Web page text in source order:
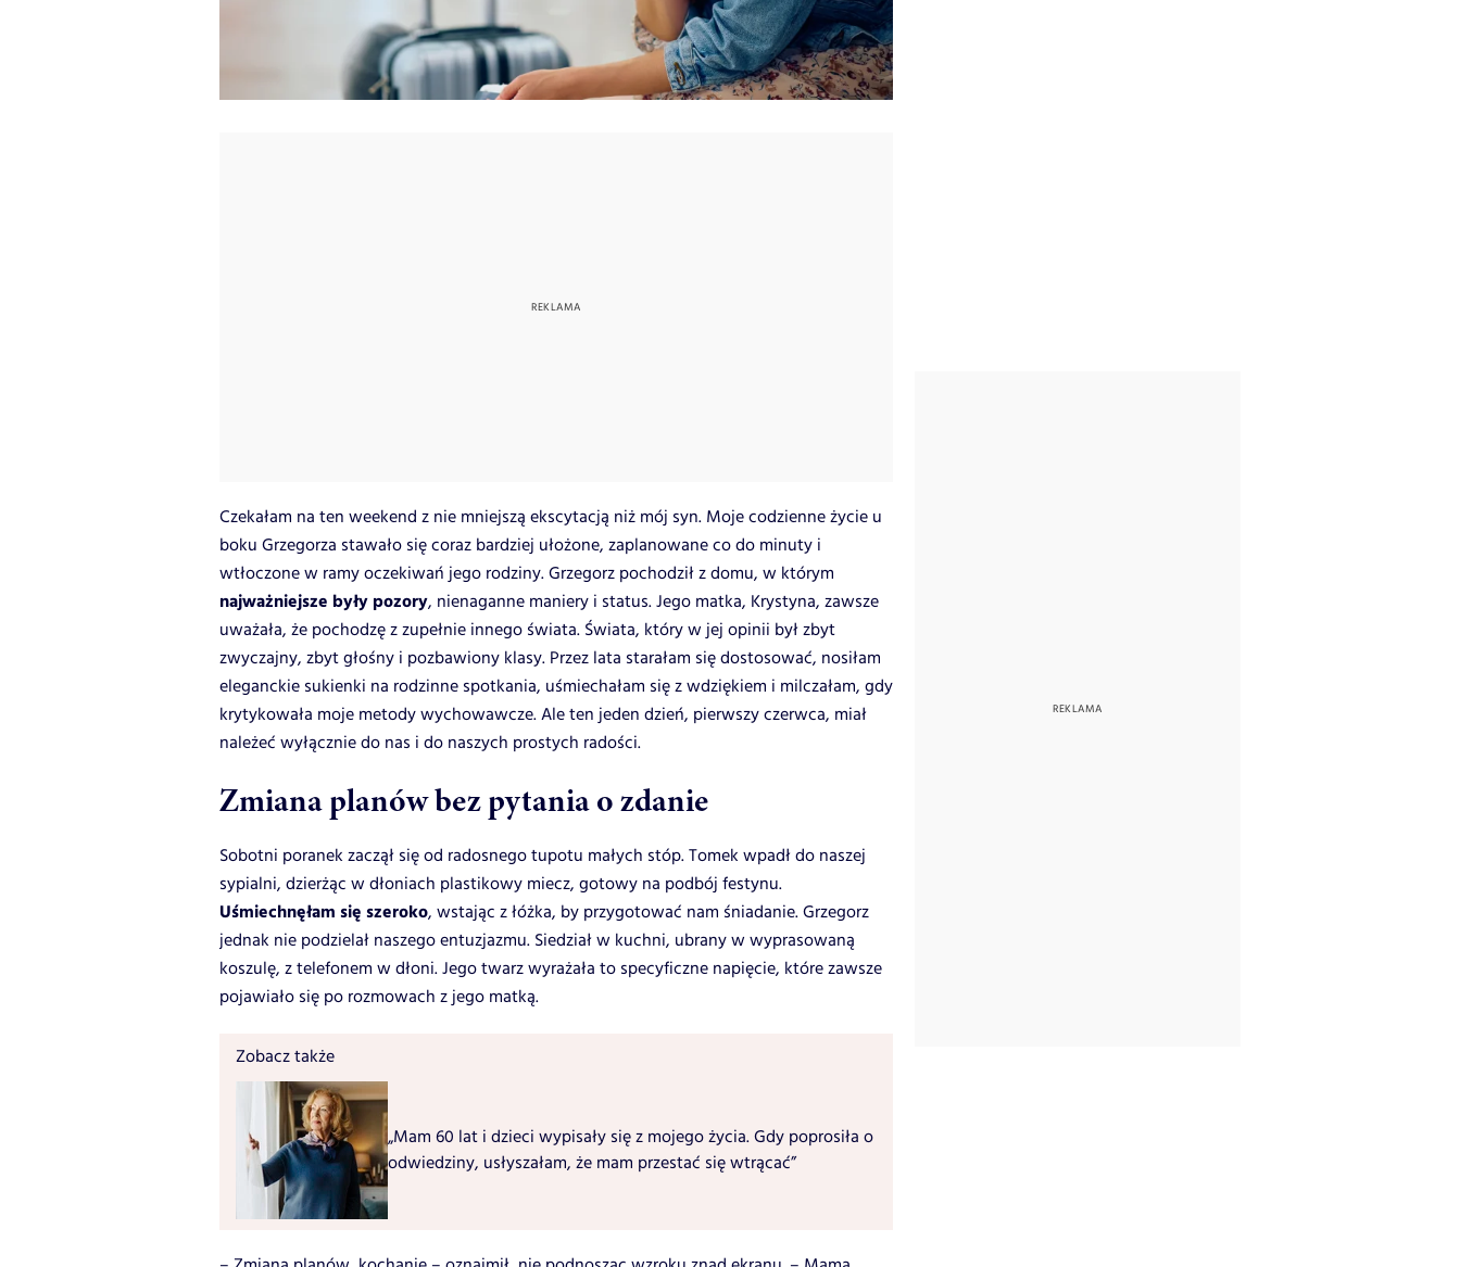
Czekałam na ten weekend z nie mniejszą ekscytacją niż mój syn. Moje codzienne życie u
boku Grzegorza stawało się coraz bardziej ułożone, zaplanowane co do minuty i
wtłoczone w ramy oczekiwań jego rodziny. Grzegorz pochodził z domu, w którym
najważniejsze były pozory, nienaganne maniery i status. Jego matka, Krystyna, zawsze
uważała, że pochodzę z zupełnie innego świata. Świata, który w jej opinii był zbyt
zwyczajny, zbyt głośny i pozbawiony klasy. Przez lata starałam się dostosować, nosiłam
eleganckie sukienki na rodzinne spotkania, uśmiechałam się z wdziękiem i milczałam, gdy
krytykowała moje metody wychowawcze. Ale ten jeden dzień, pierwszy czerwca, miał
należeć wyłącznie do nas i do naszych prostych radości.
Zmiana planów bez pytania o zdanie
Sobotni poranek zaczął się od radosnego tupotu małych stóp. Tomek wpadł do naszej
sypialni, dzierżąc w dłoniach plastikowy miecz, gotowy na podbój festynu.
Uśmiechnęłam się szeroko, wstając z łóżka, by przygotować nam śniadanie. Grzegorz
jednak nie podzielał naszego entuzjazmu. Siedział w kuchni, ubrany w wyprasowaną
koszulę, z telefonem w dłoni. Jego twarz wyrażała to specyficzne napięcie, które zawsze
pojawiało się po rozmowach z jego matką.
Zobacz także
„Mam 60 lat i dzieci wypisały się z mojego życia. Gdy poprosiła o
odwiedziny, usłyszałam, że mam przestać się wtrącać”